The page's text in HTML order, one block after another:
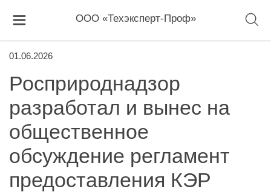
ООО «Техэксперт-Проф»
01.06.2026
Росприроднадзор
разработал и вынес на
общественное
обсуждение регламент
предоставления КЭР